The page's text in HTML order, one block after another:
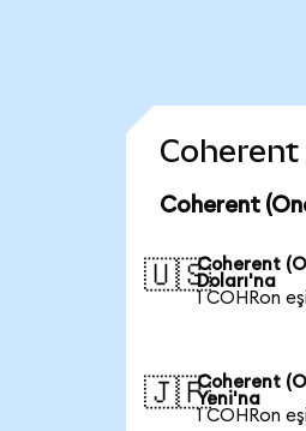
Coherent
🇺🇸Coherent
Doları'na
1 COHRon
🇯🇵Coherent
Yeni'na
1 COHRon